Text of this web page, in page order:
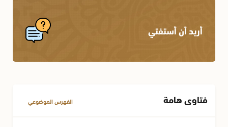
أريد أن أستفتي
فتاوى هامة الفهرس الموضوعي